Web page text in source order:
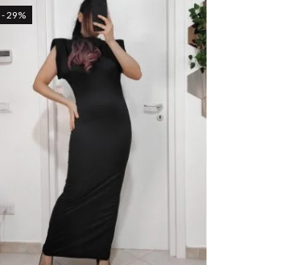
- 29%